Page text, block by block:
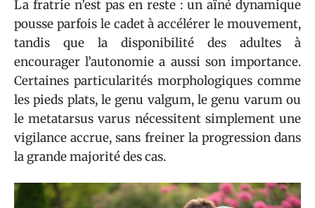
La fratrie n’est pas en reste : un aîné dynamique
pousse parfois le cadet à accélérer le mouvement,
tandis que la disponibilité des adultes à
encourager l’autonomie a aussi son importance.
Certaines particularités morphologiques comme
les pieds plats, le genu valgum, le genu varum ou
le metatarsus varus nécessitent simplement une
vigilance accrue, sans freiner la progression dans
la grande majorité des cas.